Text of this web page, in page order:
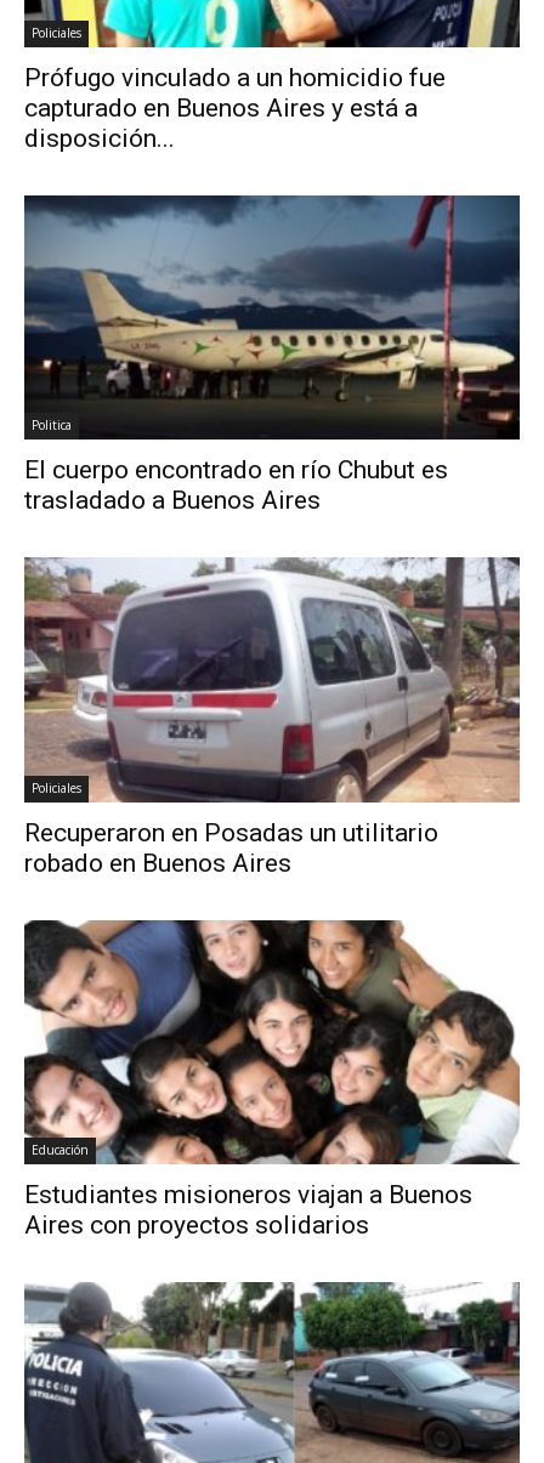
Policiales
Prófugo vinculado a un homicidio fue
capturado en Buenos Aires y está a
disposición...
Politica
El cuerpo encontrado en río Chubut es
trasladado a Buenos Aires
Policiales
Recuperaron en Posadas un utilitario
robado en Buenos Aires
Educación
Estudiantes misioneros viajan a Buenos
Aires con proyectos solidarios